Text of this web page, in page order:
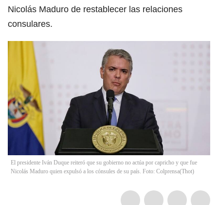
Nicolás Maduro de restablecer las relaciones
consulares.
El presidente Iván Duque reiteró que su gobierno no actúa por capricho y que fue
Nicolás Maduro quien expulsó a los cónsules de su país. Foto: Colprensa(Thot)